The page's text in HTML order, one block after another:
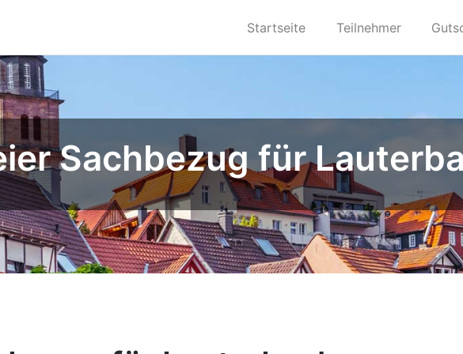
Startseite Teilnehmer
Sachbezug für